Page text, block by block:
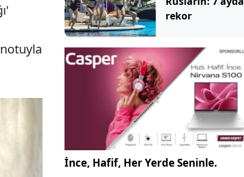
rekor
İnce, Hafif, Her Yerde Seninle.